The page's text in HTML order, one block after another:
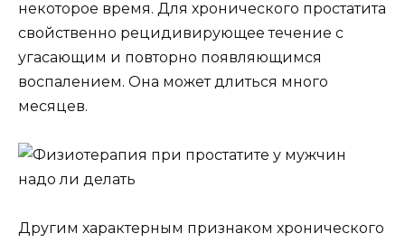
некоторое время. Для хронического простатита
свойственно рецидивирующее течение с
угасающим и повторно появляющимся
воспалением. Она может длиться много
месяцев.
Другим характерным признаком хронического